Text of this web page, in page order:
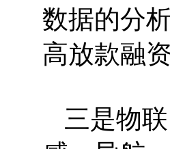
数据的分
高放款融
三是物